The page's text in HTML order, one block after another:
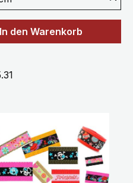
den
In den Warenkorb